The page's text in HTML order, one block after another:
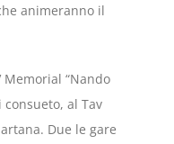
animeranno il
“Nando
consueto, al Tav
Due le gare